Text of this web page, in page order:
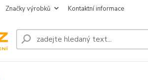
Značky výrobků Kontaktní informace